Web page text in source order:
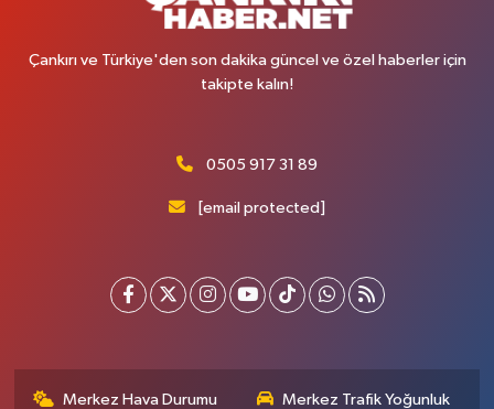
Çankırı ve Türkiye'den son dakika güncel ve özel haberler için
takipte kalın!
0505 917 31 89
[email protected]
Merkez Hava Durumu
Merkez Trafik Yoğunluk